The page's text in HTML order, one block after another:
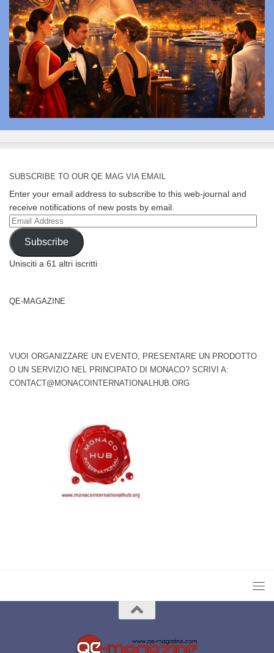
SUBSCRIBE TO OUR QE MAG VIA EMAIL
Enter your email address to subscribe to this web-journal and
receive notifications of new posts by email.
Email
Address
Subscribe
Unisciti a 61 altri iscritti
QE-MAGAZINE
VUOI ORGANIZZARE UN EVENTO, PRESENTARE UN PRODOTTO
O UN SERVIZIO NEL PRINCIPATO DI MONACO? SCRIVI A:
CONTACT@MONACOINTERNATIONALHUB.ORG